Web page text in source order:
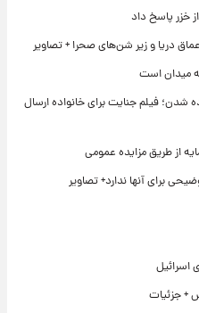
دریا و زیر شن‌های صحرا + تصاویر
میدان است
فیلم جنایت برای خانواده ارسال
از طریق مزایده عمومی
اسرائیل
+ جزئیات